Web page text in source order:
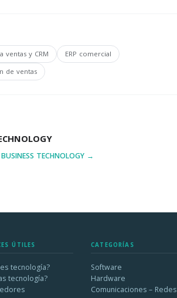
ventas y CRM
ERP comercial
de ventas
TECHNOLOGY →
ÚTILES
tecnología?
tecnología?
CATEGORÍAS
Software
Hardware
Comunicaciones – Redes